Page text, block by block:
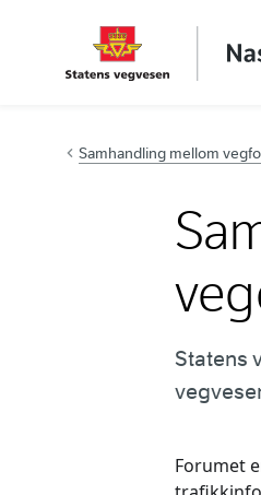
Hopp til innhold
Samhandling mellom
Statens
Forumet